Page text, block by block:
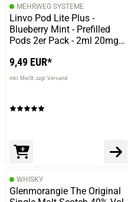
MEHRWEG SYSTEME
Linvo Pod Lite Plus -
Blueberry Mint - Prefilled
Pods 2er Pack - 2ml 20mg
9,49 EUR*
inkl. MwSt. zzgl. Versand
WHISKY
Glenmorangie The Original